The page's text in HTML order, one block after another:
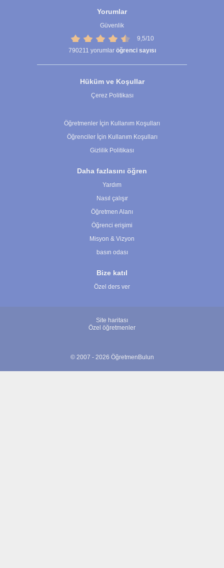
Yorumlar
Güvenlik
9,5/10
790211 yorumlar öğrenci sayısı
Hüküm ve Koşullar
Çerez Politikası
Öğretmenler İçin Kullanım Koşulları
Öğrenciler İçin Kullanım Koşulları
Gizlilik Politikası
Daha fazlasını öğren
Yardım
Nasıl çalışır
Öğretmen Alanı
Öğrenci erişimi
Misyon & Vizyon
basın odası
Bize katıl
Özel ders ver
Site haritası
Özel öğretmenler
© 2007 - 2026 ÖğretmenBulun